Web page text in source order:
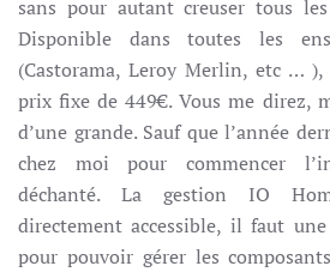
sans pour autant creuser tous
Disponible dans toutes les
(Castorama, Leroy Merlin, etc …
prix fixe de 449€. Vous me direz,
d’une grande. Sauf que l’année
chez moi pour commencer
déchanté. La gestion IO
directement accessible, il faut
pour pouvoir gérer les